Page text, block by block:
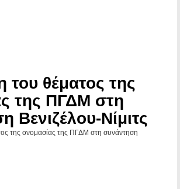
του θέματος της
της ΠΓΔΜ στη
Βενιζέλου-Νίμιτς